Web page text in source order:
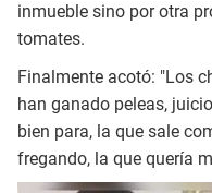
inmueble sino por otra
tomates.
Finalmente acotó: "Los
han ganado peleas,
bien para, la que sale
fregando, la que quería